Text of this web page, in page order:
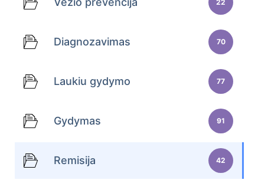
22
Diagnozavimas 70
Laukiu gydymo 77
Gydymas 91
Remisija 42